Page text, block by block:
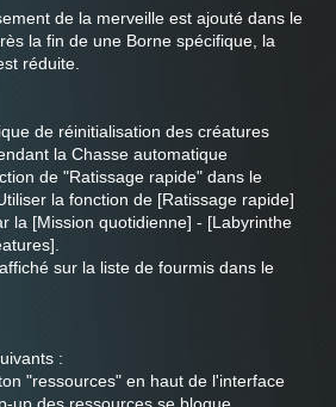
de la merveille est ajouté dans le
la fin de une Borne spécifique, la
réduite.
de réinitialisation des créatures
la Chasse automatique
de "Ratissage rapide" dans le
la fonction de [Ratissage rapide]
la [Mission quotidienne] - [Labyrinthe
sur la liste de fourmis dans le
:
"ressources" en haut de l'interface